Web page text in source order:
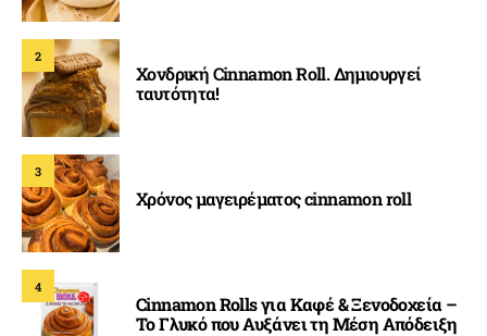
2
Χονδρική Cinnamon Roll. Δημιουργεί
ταυτότητα!
3
Χρόνος μαγειρέματος cinnamon roll
4
Cinnamon Rolls για Καφέ & Ξενοδοχεία –
Το Γλυκό που Αυξάνει τη Μέση Απόδειξη